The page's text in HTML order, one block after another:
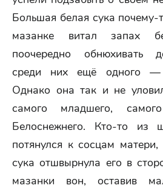
Большая белая сука почему-
мазанке витал запах
поочередно обнюхивать
среди них ещё одного —
Однако она так и не
самого младшего,
Белоснежнего. Кто-то из
потянулся к сосцам
сука отшвырнула его в
мазанки вон, оставив